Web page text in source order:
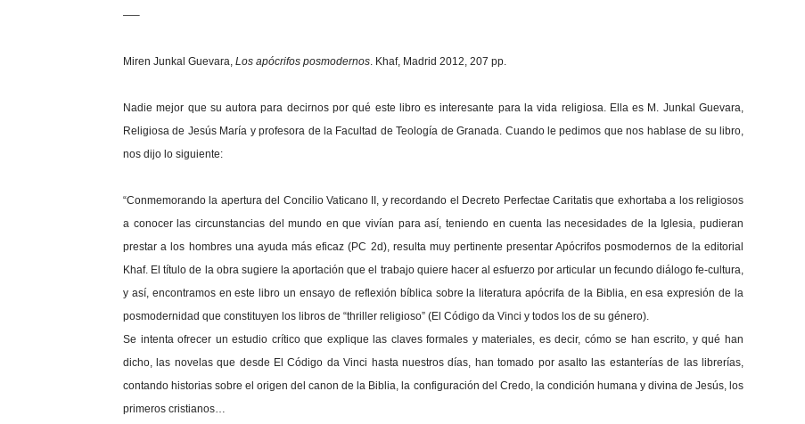
—–
Miren Junkal Guevara, Los apócrifos posmodernos. Khaf, Madrid 2012, 207 pp.
Nadie mejor que su autora para decirnos por qué este libro es interesante para la vida religiosa. Ella es M. Junkal Guevara,
Religiosa de Jesús María y profesora de la Facultad de Teología de Granada. Cuando le pedimos que nos hablase de su libro,
nos dijo lo siguiente:
“Conmemorando la apertura del Concilio Vaticano II, y recordando el Decreto Perfectae Caritatis que exhortaba a los religiosos
a conocer las circunstancias del mundo en que vivían para así, teniendo en cuenta las necesidades de la Iglesia, pudieran
prestar a los hombres una ayuda más eficaz (PC 2d), resulta muy pertinente presentar Apócrifos posmodernos de la editorial
Khaf. El título de la obra sugiere la aportación que el trabajo quiere hacer al esfuerzo por articular un fecundo diálogo fe-cultura,
y así, encontramos en este libro un ensayo de reflexión bíblica sobre la literatura apócrifa de la Biblia, en esa expresión de la
posmodernidad que constituyen los libros de “thriller religioso” (El Código da Vinci y todos los de su género).
Se intenta ofrecer un estudio crítico que explique las claves formales y materiales, es decir, cómo se han escrito, y qué han
dicho, las novelas que desde El Código da Vinci hasta nuestros días, han tomado por asalto las estanterías de las librerías,
contando historias sobre el origen del canon de la Biblia, la configuración del Credo, la condición humana y divina de Jesús, los
primeros cristianos…